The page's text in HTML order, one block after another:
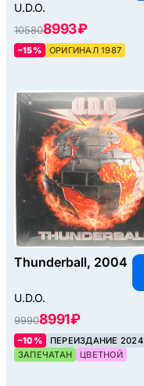
U.D.O.
105808993 ₽
–15% ОРИГИНАЛ 1987
Thunderball, 2004
U.D.O.
99908991 ₽
–10%
ПЕРЕИЗДАНИЕ 2024
ЗАПЕЧАТАН
ЦВЕТНОЙ